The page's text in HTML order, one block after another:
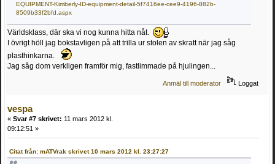
EQUIPMENT-Kimberly-ID-equipment-detail-5f7416ee-cee9-4196-882b-
8509b33f2bfd.aspx
Världsklass, där ska vi nog kunna hitta nåt.
I övrigt höll jag bokstavligen på att trilla ur stolen av skratt när jag såg
plasthinkarna.
Jag såg dom verkligen framför mig, fastlimmade på hjulingen...
Anmäl till moderator Loggat
vespa
« Svar #7 skrivet: 11 mars 2012 kl.
09:12:51 »
Citat från: mATVrak skrivet 10 mars 2012 kl. 23:27:27